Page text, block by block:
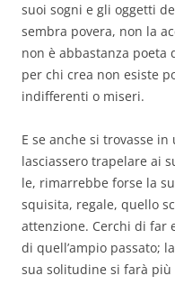
suoi sogni e gli oggetti
sembra povera, non la
non è abbastanza poeta
per chi crea non esiste
indifferenti o miseri.
E se anche si trovasse
lasciassero trapelare ai
le, rimarrebbe forse la
squisita, regale, quello
attenzione. Cerchi di far
di quell’ampio passato;
sua solitudine si farà più